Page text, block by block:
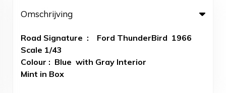
Omschrijving
Road Signature : Ford ThunderBird 1966
Scale 1/43
Colour : Blue with Gray Interior
Mint in Box